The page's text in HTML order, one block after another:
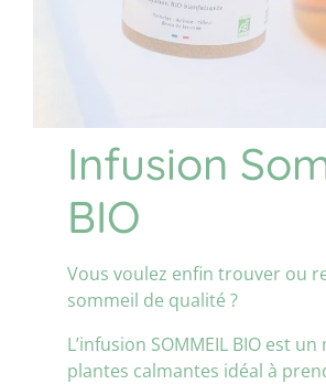
Infusion
BIO
Vous voulez enfin trouver ou
sommeil de qualité ?
L’infusion SOMMEIL BIO est
plantes calmantes idéal à